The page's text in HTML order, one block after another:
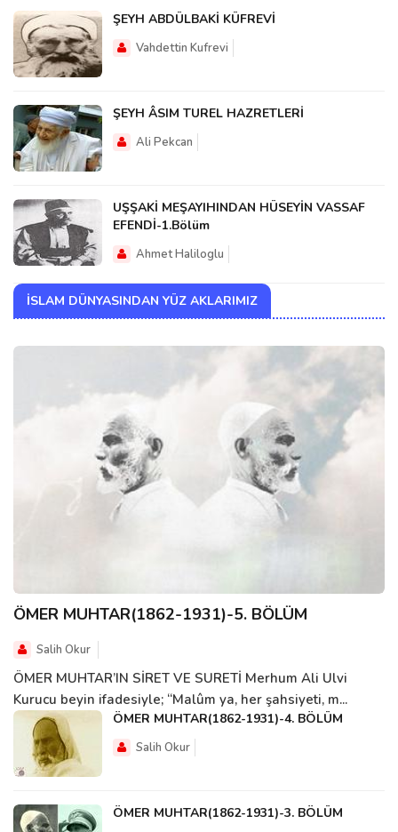
ŞEYH ABDÜLBAKİ KÜFREVİ
Vahdettin Kufrevi
ŞEYH ÂSIM TUREL HAZRETLERİ
Ali Pekcan
UŞŞAKİ MEŞAYIHINDAN HÜSEYİN VASSAF
EFENDİ-1.Bölüm
Ahmet Haliloglu
İSLAM DÜNYASINDAN YÜZ AKLARIMIZ
ÖMER MUHTAR(1862-1931)-5. BÖLÜM
Salih Okur
ÖMER MUHTAR’IN SİRET VE SURETİ Merhum Ali Ulvi
Kurucu beyin ifadesiyle; “Malûm ya, her şahsiyeti, m...
ÖMER MUHTAR(1862-1931)-4. BÖLÜM
Salih Okur
ÖMER MUHTAR(1862-1931)-3. BÖLÜM